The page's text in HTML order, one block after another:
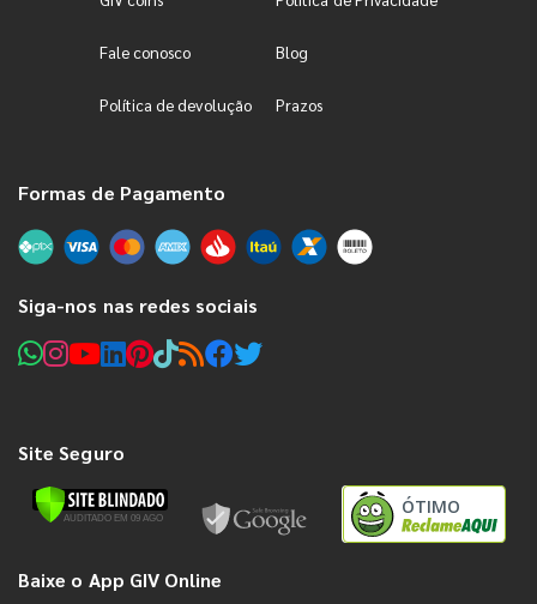
Fale conosco Blog
Política de devolução Prazos
Formas de Pagamento
Siga-nos nas redes sociais
Site Seguro
ÓTIMO
Baixe o App GIV Online